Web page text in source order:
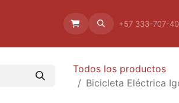
Aliados +57 333-707-
Todos los productos
Bicicleta Eléctrica